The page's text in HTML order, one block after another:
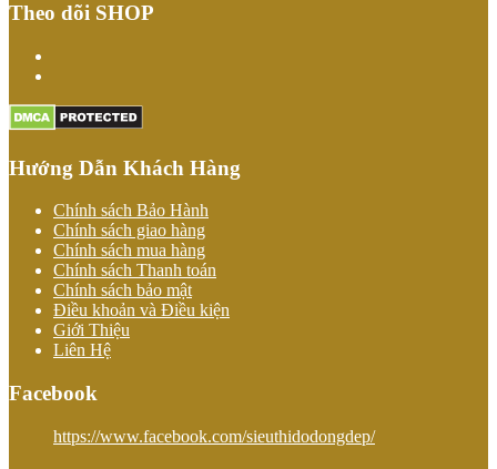
Theo dõi SHOP
Hướng Dẫn Khách Hàng
Chính sách Bảo Hành
Chính sách giao hàng
Chính sách mua hàng
Chính sách Thanh toán
Chính sách bảo mật
Điều khoản và Điều kiện
Giới Thiệu
Liên Hệ
Facebook
https://www.facebook.com/sieuthidodongdep/